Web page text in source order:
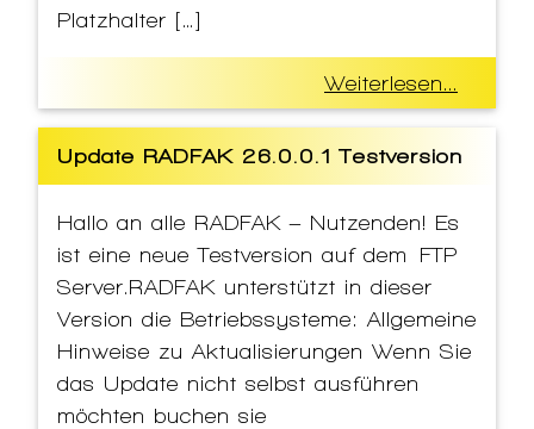
Platzhalter […]
Weiterlesen...
Update RADFAK 26.0.0.1 Testversion
Hallo an alle RADFAK – Nutzenden! Es
ist eine neue Testversion auf dem FTP
Server.RADFAK unterstützt in dieser
Version die Betriebssysteme: Allgemeine
Hinweise zu Aktualisierungen Wenn Sie
das Update nicht selbst ausführen
möchten buchen sie